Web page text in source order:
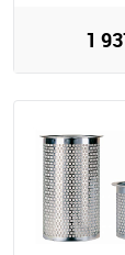
1